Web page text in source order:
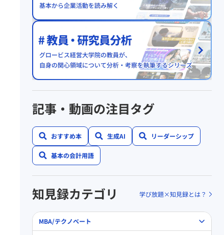
記事・動画の注目タグ
おすすめ本 生成AI リーダーシップ
基本の会計用語
知見録カテゴリ 学び放題×知見録とは？
MBA/テクノベート